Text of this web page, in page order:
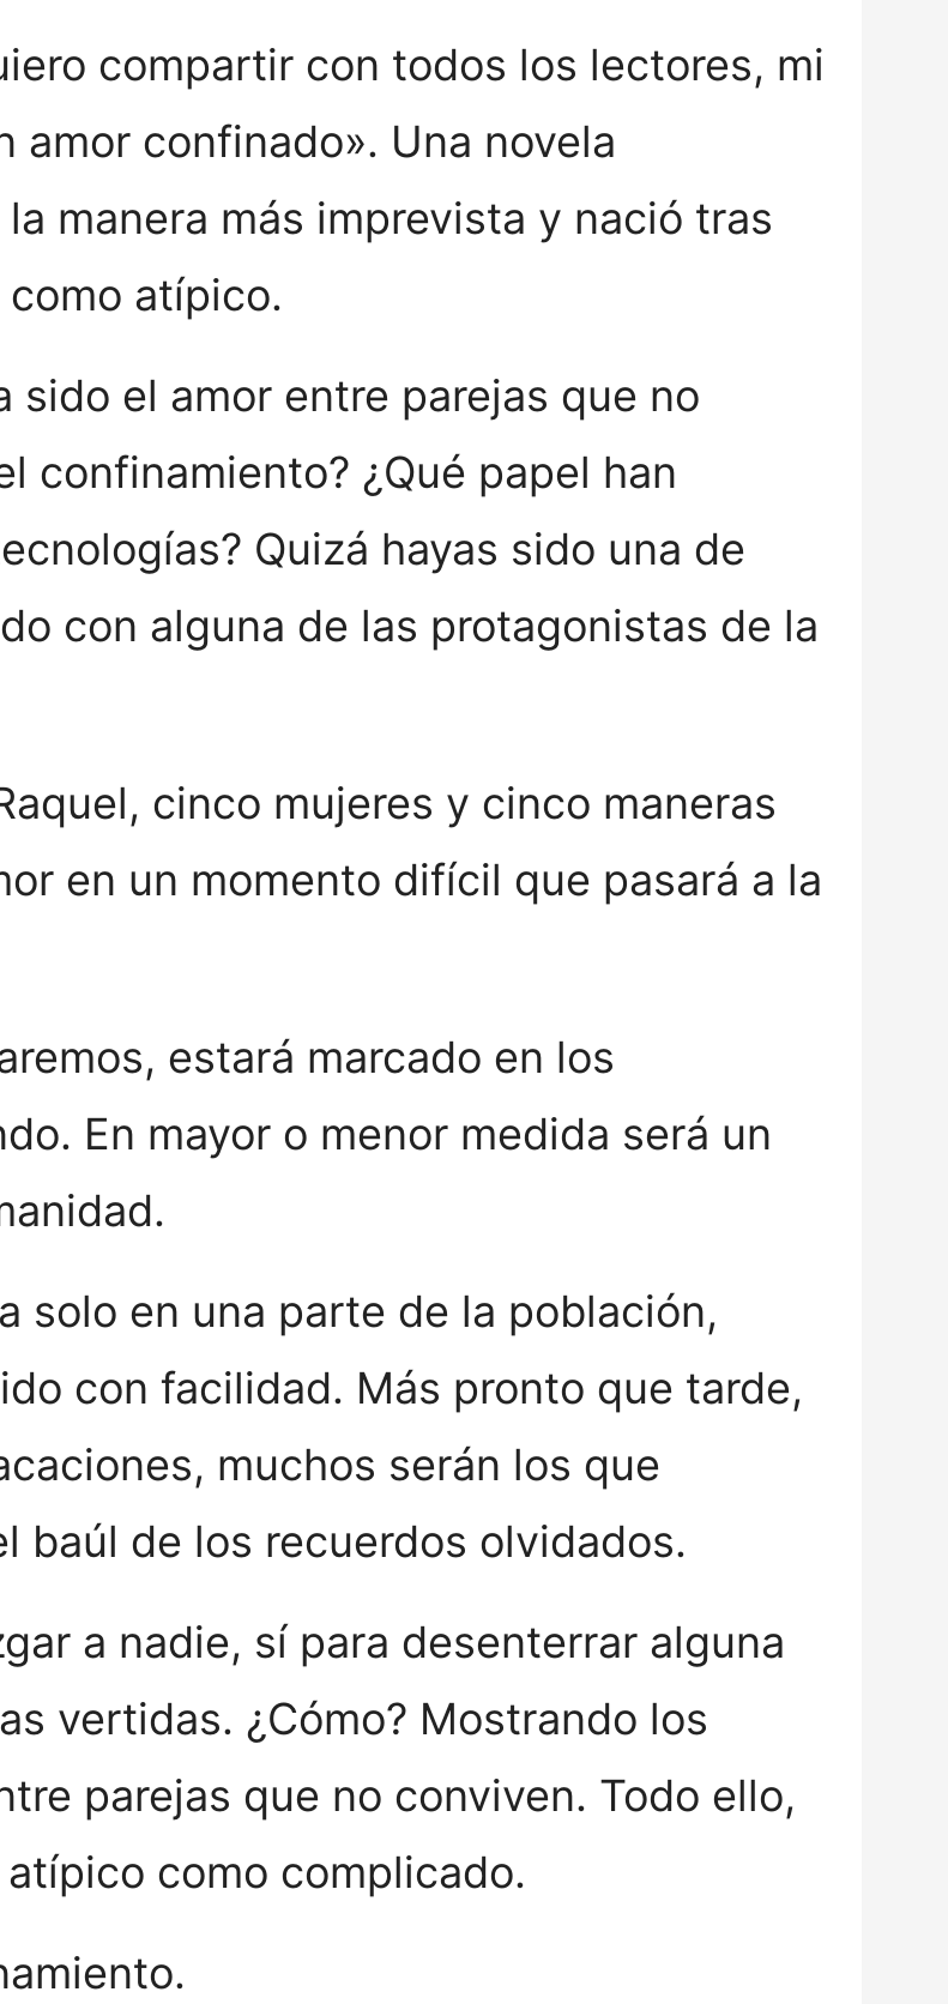
compartir con todos los lectores, mi
amor confinado». Una novela
manera más imprevista y nació tras
atípico.
sido el amor entre parejas que no
confinamiento? ¿Qué papel han
Quizá hayas sido una de
con alguna de las protagonistas de la
cinco mujeres y cinco maneras
en un momento difícil que pasará a la
estará marcado en los
En mayor o menor medida será un
solo en una parte de la población,
con facilidad. Más pronto que tarde,
muchos serán los que
baúl de los recuerdos olvidados.
a nadie, sí para desenterrar alguna
vertidas. ¿Cómo? Mostrando los
parejas que no conviven. Todo ello,
como complicado.